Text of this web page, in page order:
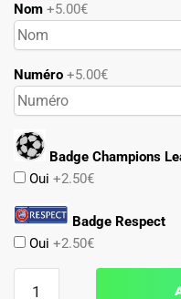
Nom +5.00€
Numéro +5.00€
Badge Champions
Oui +2.50€
Badge Respect
Oui +2.50€